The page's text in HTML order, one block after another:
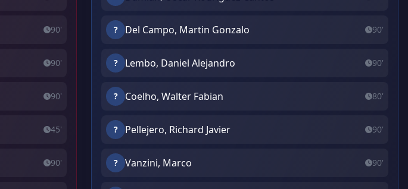
90'
90'
90'
45'
90'
? Del Campo, Martin Gonzalo 90'
? Lembo, Daniel Alejandro 90'
? Coelho, Walter Fabian 80'
? Pellejero, Richard Javier 90'
? Vanzini, Marco 90'